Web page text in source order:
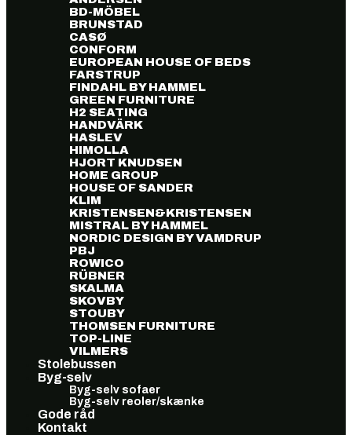
BD-MÖBEL
BRUNSTAD
CASØ
CONFORM
EUROPEAN HOUSE OF BEDS
FARSTRUP
FINDAHL BY HAMMEL
GREEN FURNITURE
H2 SEATING
HANDVÄRK
HASLEV
HIMOLLA
HJORT KNUDSEN
HOME GROUP
HOUSE OF SANDER
KLIM
KRISTENSEN&KRISTENSEN
MISTRAL BY HAMMEL
NORDIC DESIGN BY VAMDRUP
PBJ
ROWICO
RÜBNER
SKALMA
SKOVBY
STOUBY
THOMSEN FURNITURE
TOP-LINE
VILMERS
Stolebussen
Byg-selv
Byg-selv sofaer
Byg-selv reoler/skænke
Gode råd
Kontakt